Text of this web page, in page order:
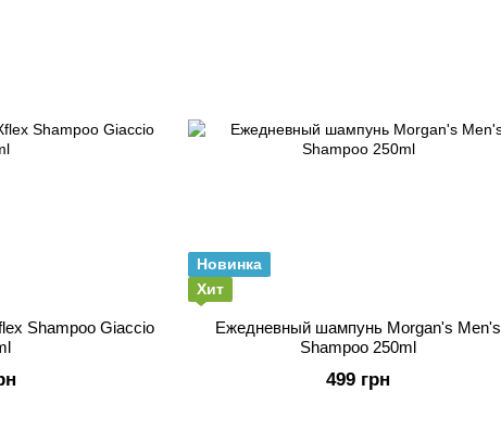
Shampoo Giaccio
Новинка
Хит
Ежедневный шампунь Morgan's Men's
Shampoo 250ml
499 грн